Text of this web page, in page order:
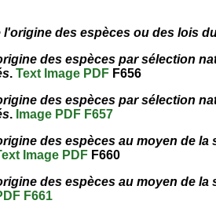
l'origine des espèces ou des lois
des espèces par sélection
.Text Image PDF F656
des espèces par sélection
. Image PDF F657
des espèces au moyen de
Image PDF F660
des espèces au moyen de
F661